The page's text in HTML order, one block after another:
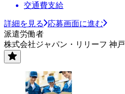
交通費支給
詳細を見る
応募画面に進む
派遣労働者
株式会社ジャパン・リリーフ 神戸